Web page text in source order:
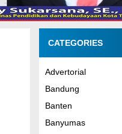
CATEGORIES
Advertorial
Bandung
Banten
Banyumas